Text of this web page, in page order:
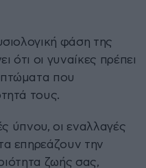
φάση της
ότι οι γυναίκες πρέπει
που
τους.
ύπνου, οι εναλλαγές
επηρεάζουν την
ζωής σας,